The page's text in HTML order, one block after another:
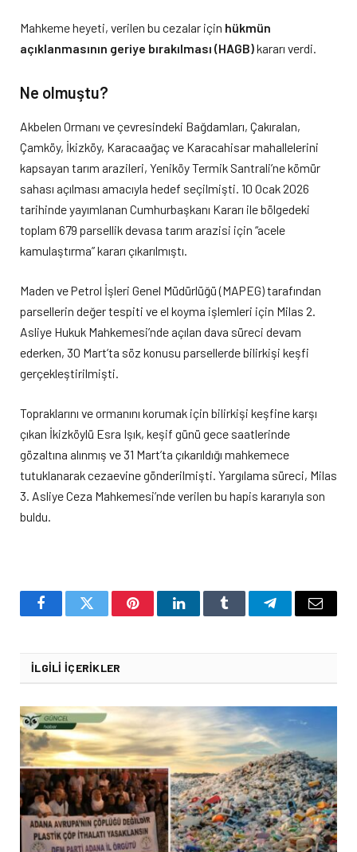
Mahkeme heyeti, verilen bu cezalar için hükmün
açıklanmasının geriye bırakılması (HAGB)kararı verdi.
Ne olmuştu?
Akbelen Ormanı ve çevresindeki Bağdamları, Çakıralan,
Çamköy, İkizköy, Karacaağaç ve Karacahisar mahallelerini
kapsayan tarım arazileri, Yeniköy Termik Santrali’ne kömür
sahası açılması amacıyla hedef seçilmişti. 10 Ocak 2026
tarihinde yayımlanan Cumhurbaşkanı Kararı ile bölgedeki
toplam 679 parsellik devasa tarım arazisi için “acele
kamulaştırma” kararı çıkarılmıştı.
Maden ve Petrol İşleri Genel Müdürlüğü (MAPEG) tarafından
parsellerin değer tespiti ve el koyma işlemleri için Milas 2.
Asliye Hukuk Mahkemesi’nde açılan dava süreci devam
ederken, 30 Mart’ta söz konusu parsellerde bilirkişi keşfi
gerçekleştirilmişti.
Topraklarını ve ormanını korumak için bilirkişi keşfine karşı
çıkan İkizköylü Esra Işık, keşif günü gece saatlerinde
gözaltına alınmış ve 31 Mart’ta çıkarıldığı mahkemece
tutuklanarak cezaevine gönderilmişti. Yargılama süreci, Milas
3. Asliye Ceza Mahkemesi’nde verilen bu hapis kararıyla son
buldu.
FacebookTwitter PinterestLinkedInTumblr TelegramEmail
İLGILI İÇERIKLER